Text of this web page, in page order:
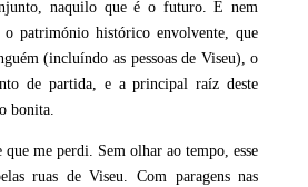
naquilo que é o futuro. E nem
património histórico envolvente, que
(incluíndo as pessoas de Viseu), o
de partida, e a principal raíz deste
bonita.
me perdi. Sem olhar ao tempo, esse
ruas de Viseu. Com paragens nas